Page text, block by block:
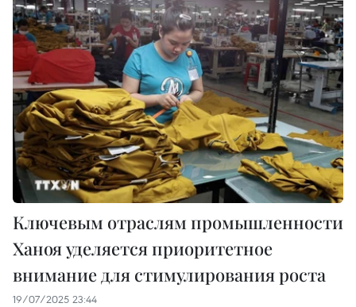
Ключевым отраслям промышленности
Ханоя уделяется приоритетное
внимание для стимулирования роста
19/07/2025 23:44